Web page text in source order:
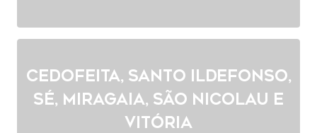
Cedofeita, Santo Ildefonso,
Sé, Miragaia, São Nicolau e
Vitória